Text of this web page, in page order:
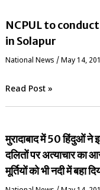
NCPUL to
in Solapur
National News / May 14,
Read Post »
मुरादाबाद में 50 हिंदुओं ने
दलितों पर अत्याचार का
मूर्तियों को भी नदी में बहा